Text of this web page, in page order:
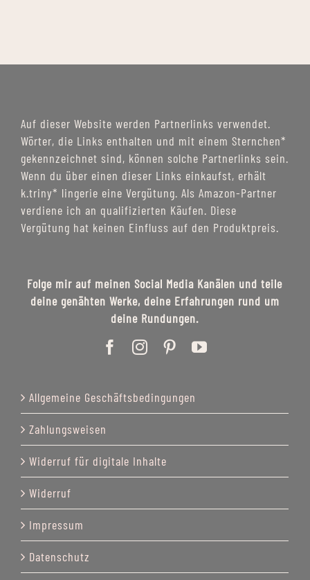
Auf dieser Website werden Partnerlinks verwendet.
Wörter, die Links enthalten und mit einem Sternchen*
gekennzeichnet sind, können solche Partnerlinks sein.
Wenn du über einen dieser Links einkaufst, erhält
k.triny* lingerie eine Vergütung. Als Amazon-Partner
verdiene ich an qualifizierten Käufen. Diese
Vergütung hat keinen Einfluss auf den Produktpreis.
Folge mir auf meinen Social Media Kanälen und teile
deine genähten Werke, deine Erfahrungen rund um
deine Rundungen.
Allgemeine Geschäftsbedingungen
Zahlungsweisen
Widerruf für digitale Inhalte
Widerruf
Impressum
Datenschutz